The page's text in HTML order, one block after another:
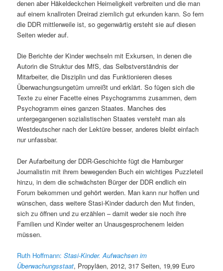
denen aber Häkeldeckchen Heimeligkeit verbreiten und die man
auf einem knallroten Dreirad ziemlich gut erkunden kann. So fern
die DDR mittlerweile ist, so gegenwärtig ersteht sie auf diesen
Seiten wieder auf.
Die Berichte der Kinder wechseln mit Exkursen, in denen die
Autorin die Struktur des MfS, das Selbstverständnis der
Mitarbeiter, die Disziplin und das Funktionieren dieses
Überwachungsungetüm umreißt und erklärt. So fügen sich die
Texte zu einer Facette eines Psychogramms zusammen, dem
Psychogramm eines ganzen Staates. Manches des
untergegangenen sozialistischen Staates versteht man als
Westdeutscher nach der Lektüre besser, anderes bleibt einfach
nur unfassbar.
Der Aufarbeitung der DDR-Geschichte fügt die Hamburger
Journalistin mit ihrem bewegenden Buch ein wichtiges Puzzleteil
hinzu, in dem die schwächsten Bürger der DDR endlich ein
Forum bekommen und gehört werden. Man kann nur hoffen und
wünschen, dass weitere Stasi-Kinder dadurch den Mut finden,
sich zu öffnen und zu erzählen – damit weder sie noch ihre
Familien und Kinder weiter an Unausgesprochenem leiden
müssen.
Ruth Hoffmann:Stasi-Kinder.Aufwachsen im
Überwachungsstaat, Propyläen, 2012, 317 Seiten, 19,99 Euro